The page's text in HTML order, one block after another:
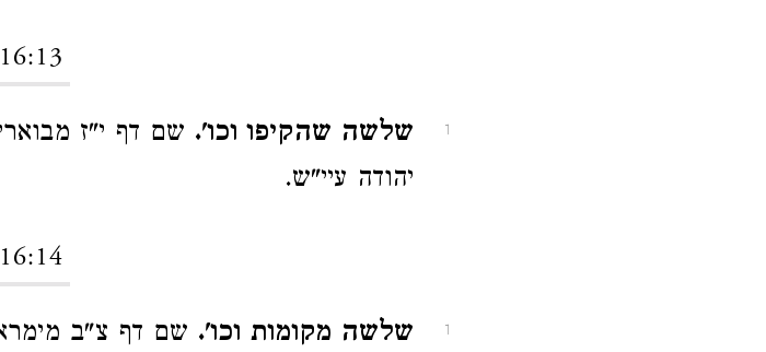
16:13
1 שלשה שהקיפו וכו'. שם דף י"ז
יהודה עיי"ש.
16:14
1 שלשה מקומות וכו'. שם דף צ"ב מימרא